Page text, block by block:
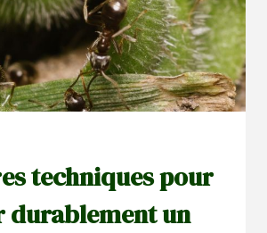
techniques pour
durablement un